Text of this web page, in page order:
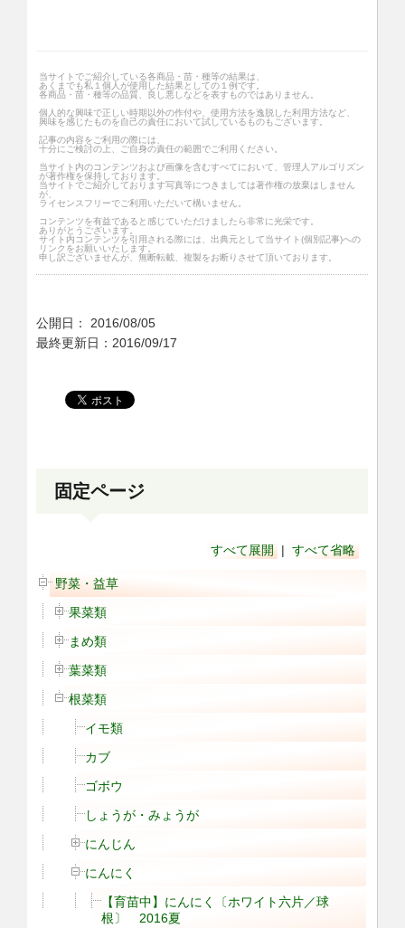
当サイトでご紹介している各商品・苗・種等の結果は、
あくまでも私１個人が使用した結果としての１例です。
各商品・苗・種等の品質、良し悪しなどを表すものではありません。
個人的な興味で正しい時期以外の作付や、使用方法を逸脱した利用方法など、
興味を感じたものを自己の責任において試しているものもございます。
記事の内容をご利用の際には、
十分にご検討の上、ご自身の責任の範囲でご利用ください。
当サイト内のコンテンツおよび画像を含むすべてにおいて、管理人アルゴリズン
が著作権を保持しております。
当サイトでご紹介しております写真等につきましては著作権の放棄はしません
が、
ライセンスフリーでご利用いただいて構いません。
コンテンツを有益であると感じていただけましたら非常に光栄です。
ありがとうございます。
サイト内コンテンツを引用される際には、出典元として当サイト(個別記事)への
リンクをお願いいたします。
申し訳ございませんが、無断転載、複製をお断りさせて頂いております。
公開日： 2016/08/05
最終更新日：2016/09/17
固定ページ
すべて展開 | すべて省略
野菜・益草
果菜類
まめ類
葉菜類
根菜類
イモ類
カブ
ゴボウ
しょうが・みょうが
にんじん
にんにく
【育苗中】にんにく〔ホワイト六片／球
根〕 2016夏